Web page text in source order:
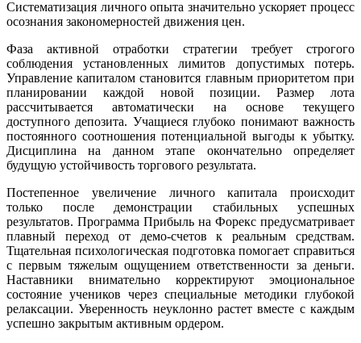
Систематизация личного опыта значительно ускоряет процесс
осознания закономерностей движения цен.
Фаза активной отработки стратегии требует строгого
соблюдения установленных лимитов допустимых потерь.
Управление капиталом становится главным приоритетом при
планировании каждой новой позиции. Размер лота
рассчитывается автоматически на основе текущего
доступного депозита. Учащиеся глубоко понимают важность
постоянного соотношения потенциальной выгоды к убытку.
Дисциплина на данном этапе окончательно определяет
будущую устойчивость торгового результата.
Постепенное увеличение личного капитала происходит
только после демонстрации стабильных успешных
результатов. Программа Прибыль на Форекс предусматривает
плавный переход от демо-счетов к реальным средствам.
Тщательная психологическая подготовка помогает справиться
с первым тяжелым ощущением ответственности за деньги.
Наставники внимательно корректируют эмоциональное
состояние учеников через специальные методики глубокой
релаксации. Уверенность неуклонно растет вместе с каждым
успешно закрытым активным ордером.